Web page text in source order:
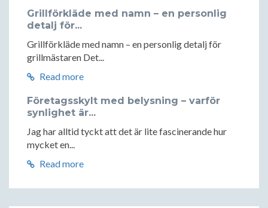
Grillförkläde med namn – en personlig
detalj för...
Grillförkläde med namn – en personlig detalj för
grillmästaren Det...
Read more
Företagsskylt med belysning – varför
synlighet är...
Jag har alltid tyckt att det är lite fascinerande hur
mycket en...
Read more